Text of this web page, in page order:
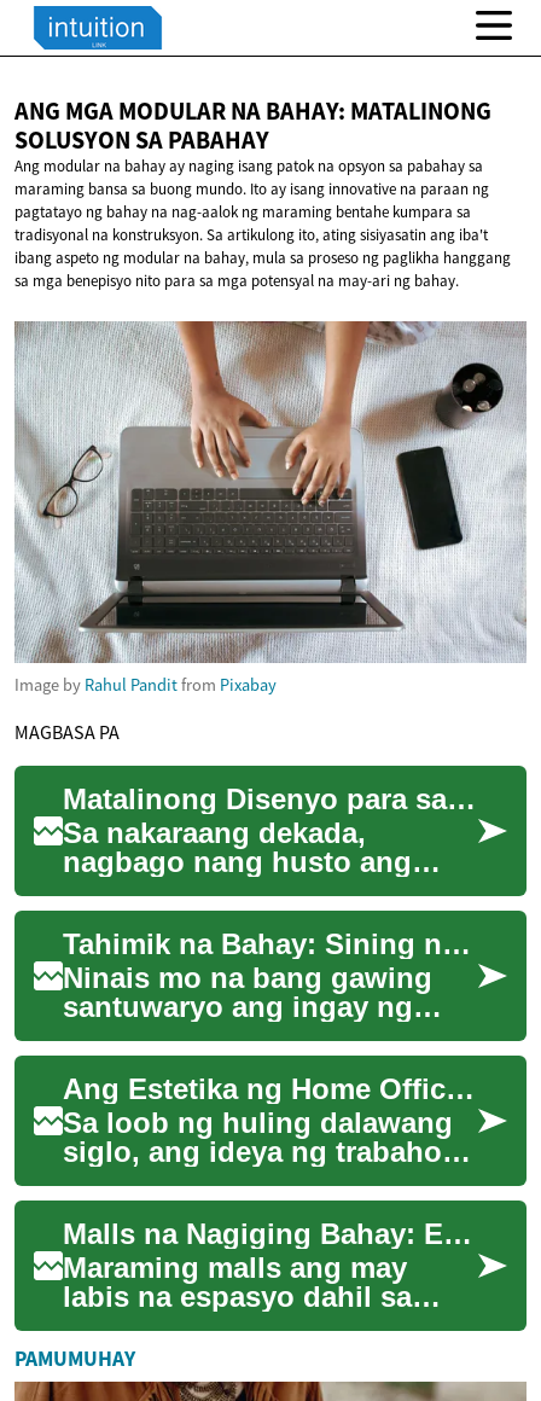
ANG MGA MODULAR NA BAHAY: MATALINONG
SOLUSYON SA PABAHAY
Ang modular na bahay ay naging isang patok na opsyon sa pabahay sa
maraming bansa sa buong mundo. Ito ay isang innovative na paraan ng
pagtatayo ng bahay na nag-aalok ng maraming bentahe kumpara sa
tradisyonal na konstruksyon. Sa artikulong ito, ating sisiyasatin ang iba't
ibang aspeto ng modular na bahay, mula sa proseso ng paglikha hanggang
sa mga benepisyo nito para sa mga potensyal na may-ari ng bahay.
Image by Rahul Panditfrom Pixabay
MAGBASA PA
Matalinong Disenyo para sa Maliit na Home Office
Sa nakaraang dekada,
nagbago nang husto ang
kahulugan ng bahay bilang
isang lugar lamang ng
pahinga—ito ay naging kom...
Tahimik na Bahay: Sining ng Acoustic Design sa Tahanan
Ninais mo na bang gawing
santuwaryo ang ingay ng
lungsod? Sa artikulong ito,
tatalakayin natin kung paano
gawing maal...
Ang Estetika ng Home Office sa Makabagong Bahay
Sa loob ng huling dalawang
siglo, ang ideya ng trabaho
sa bahay ay dumaan sa
malalim na pagbabagong
pang-sosyal at te...
Malls na Nagiging Bahay: Estratehiya ng Conversion
Maraming malls ang may
labis na espasyo dahil sa
paglipat ng mga mamimili sa
online at pagbabago sa gawi.
Puwedeng ga...
PAMUMUHAY